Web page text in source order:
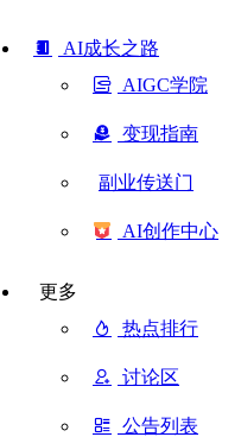
AI成长之路
AIGC学院
变现指南
副业传送门
AI创作中心
更多
热点排行
讨论区
公告列表